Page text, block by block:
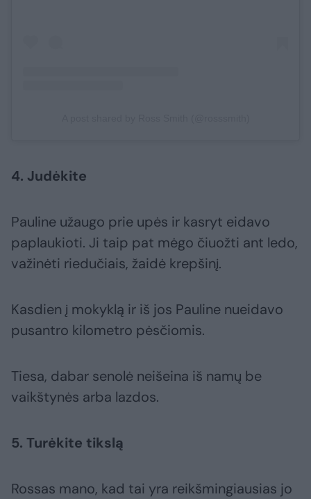
4. Judėkite
Pauline užaugo prie upės ir kasryt eidavo
paplaukioti. Ji taip pat mėgo čiuožti ant ledo,
važinėti riedučiais, žaidė krepšinį.
Kasdien į mokyklą ir iš jos Pauline nueidavo
pusantro kilometro pėsčiomis.
Tiesa, dabar senolė neišeina iš namų be
vaikštynės arba lazdos.
5. Turėkite tikslą
Rossas mano, kad tai yra reikšmingiausias jo